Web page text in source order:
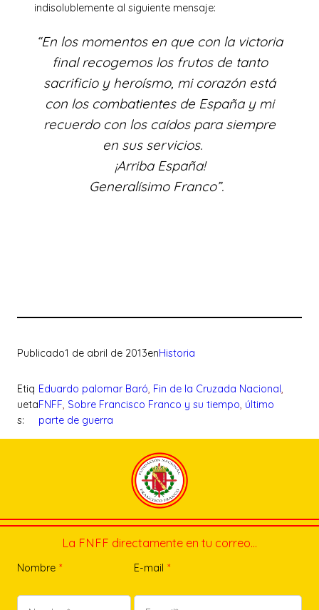
indisolublemente al siguiente mensaje:
“En los momentos en que con la victoria
final recogemos los frutos de tanto
sacrificio y heroísmo, mi corazón está
con los combatientes de España y mi
recuerdo con los caídos para siempre
en sus servicios.
¡Arriba España!
Generalísimo Franco”.
Publicado1 de abril de 2013enHistoria
Etiq
ueta
s:
Eduardo palomar Baró, Fin de la Cruzada Nacional
FNFF, Sobre Francisco Franco y su tiempo, último
parte de guerra
La FNFF directamente en tu correo…
Nombre * E-mail *